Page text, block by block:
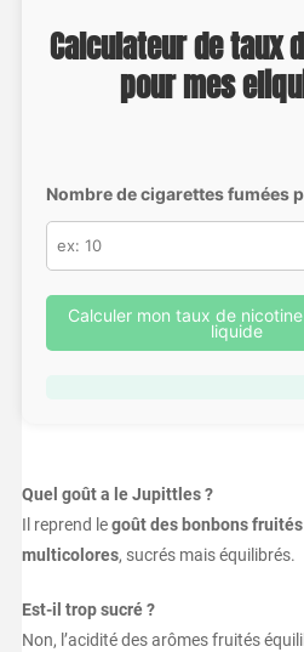
Calculateur de taux
pour mes
Nombre de cigarettes fumées
Calculer mon taux de
liquide
Quel goût a le Jupittles ?
Il reprend legoût des bonbons
multicolores, sucrés mais équilibrés.
Est-il trop sucré ?
Non, l’acidité des arômes fruités